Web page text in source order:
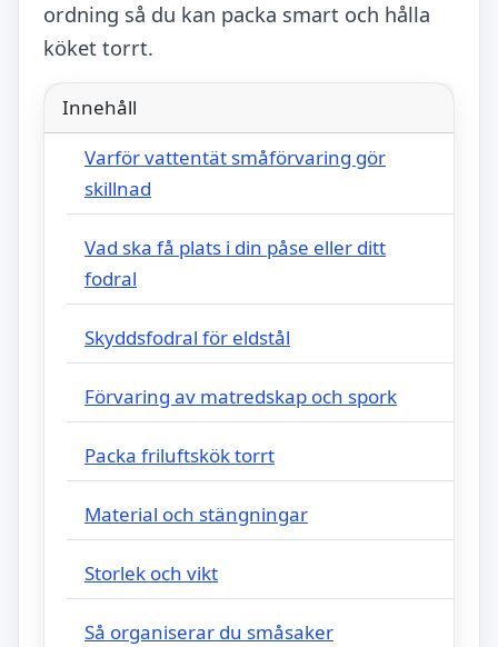
ordning så du kan packa smart och hålla
köket torrt.
Innehåll
Varför vattentät småförvaring gör
skillnad
Vad ska få plats i din påse eller ditt
fodral
Skyddsfodral för eldstål
Förvaring av matredskap och spork
Packa friluftskök torrt
Material och stängningar
Storlek och vikt
Så organiserar du småsaker